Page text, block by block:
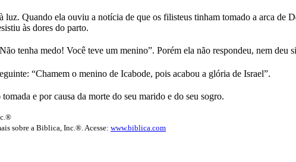
Quando ela ouviu a notícia de que os filisteus tinham tomado a arca de
às dores do parto.
tenha medo! Você teve um menino”. Porém ela não respondeu, nem deu
“Chamem o menino de Icabode, pois acabou a glória de Israel”.
e por causa da morte do seu marido e do seu sogro.
sobre a Biblica, Inc.®. Acesse: www.biblica.com